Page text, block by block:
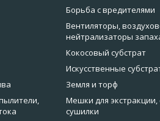
Борьба с вредителями
Вентиляторы,
нейтрализаторы
Кокосовый субстрат
Искусственные
Земля и торф
Мешки для экстракции,
сушилки